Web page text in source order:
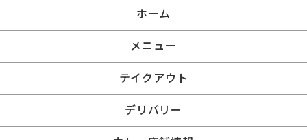
ホーム
メニュー
テイクアウト
デリバリー